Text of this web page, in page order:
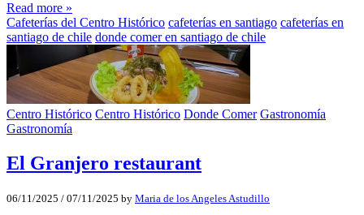
Read more »
Cafeterías del Centro Histórico cafeterías en santiago cafeterías en
santiago de chile donde comer en santiago de chile
Centro Histórico Centro Histórico Donde Comer Gastronomía
Gastronomía
El Granjero restaurant
06/11/2025 / 07/11/2025 by Maria de los Angeles Astudillo